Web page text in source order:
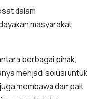
dalam
masyarakat
berbagai pihak,
menjadi solusi untuk
membawa dampak